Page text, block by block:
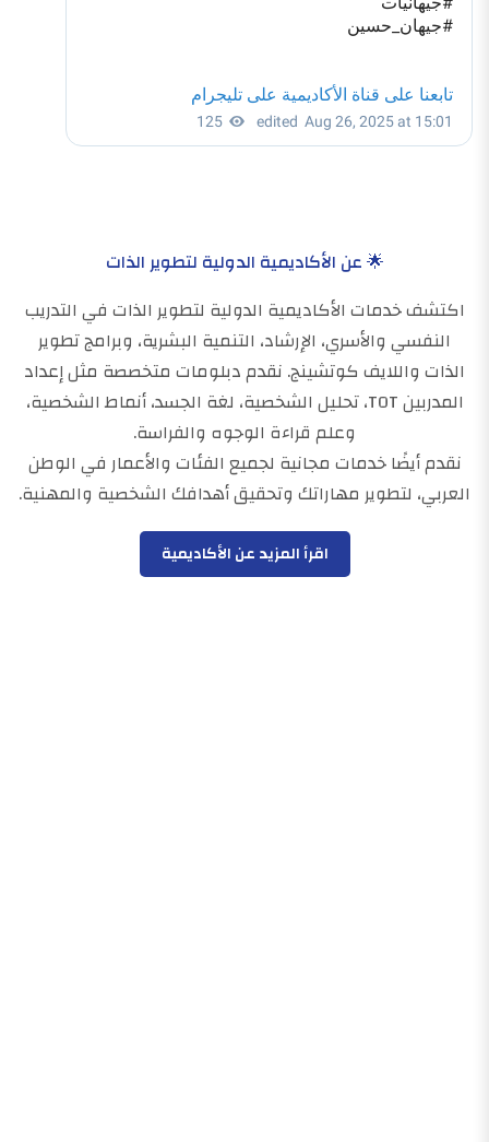
🌟 عن الأكاديمية الدولية لتطوير الذات
اكتشف خدمات الأكاديمية الدولية لتطوير الذات في التدريب
النفسي والأسري، الإرشاد، التنمية البشرية، وبرامج تطوير
الذات واللايف كوتشينج. نقدم دبلومات متخصصة مثل إعداد
المدربين TOT، تحليل الشخصية، لغة الجسد، أنماط الشخصية،
وعلم قراءة الوجوه والفراسة.
نقدم أيضًا خدمات مجانية لجميع الفئات والأعمار في الوطن
العربي، لتطوير مهاراتك وتحقيق أهدافك الشخصية والمهنية.
اقرأ المزيد عن الأكاديمية